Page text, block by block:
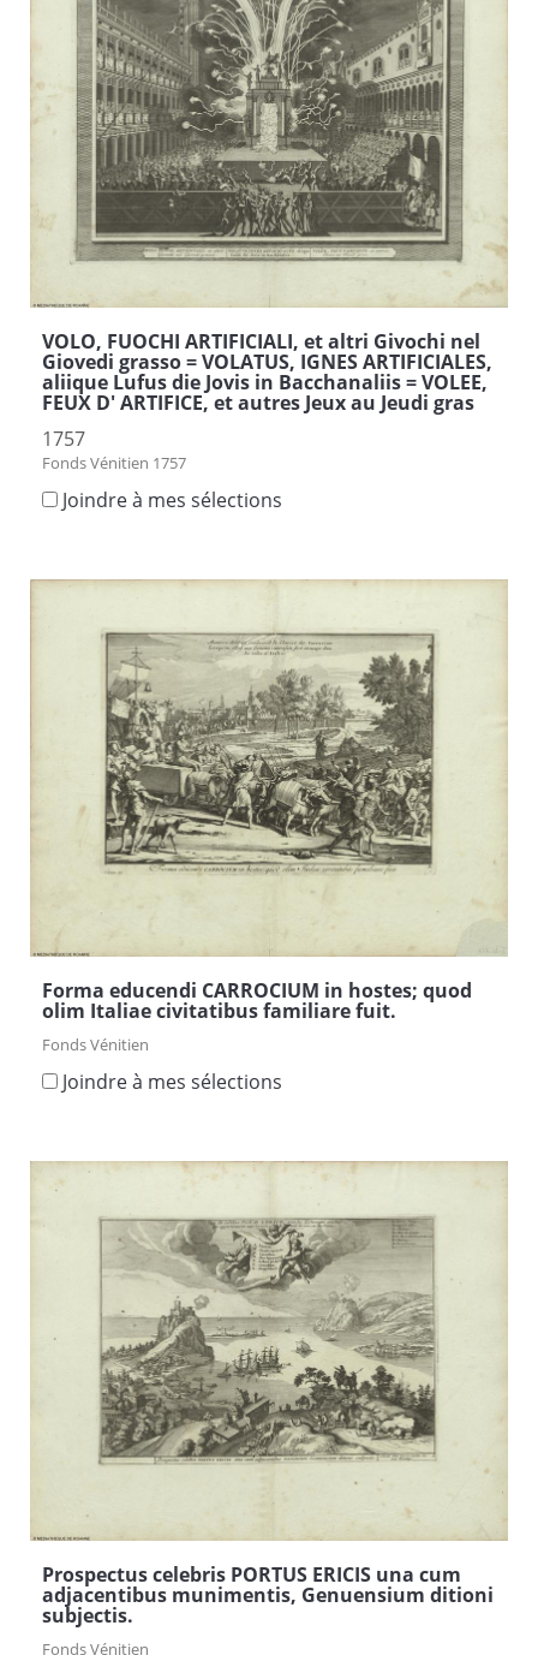
VOLO, FUOCHI ARTIFICIALI, et altri Givochi nel
Giovedi grasso = VOLATUS, IGNES ARTIFICIALES,
aliique Lufus die Jovis in Bacchanaliis = VOLEE,
FEUX D' ARTIFICE, et autres Jeux au Jeudi gras
1757
Fonds Vénitien 1757
Joindre à mes sélections
Forma educendi CARROCIUM in hostes; quod
olim Italiae civitatibus familiare fuit.
Fonds Vénitien
Joindre à mes sélections
Prospectus celebris PORTUS ERICIS una cum
adjacentibus munimentis, Genuensium ditioni
subjectis.
Fonds Vénitien